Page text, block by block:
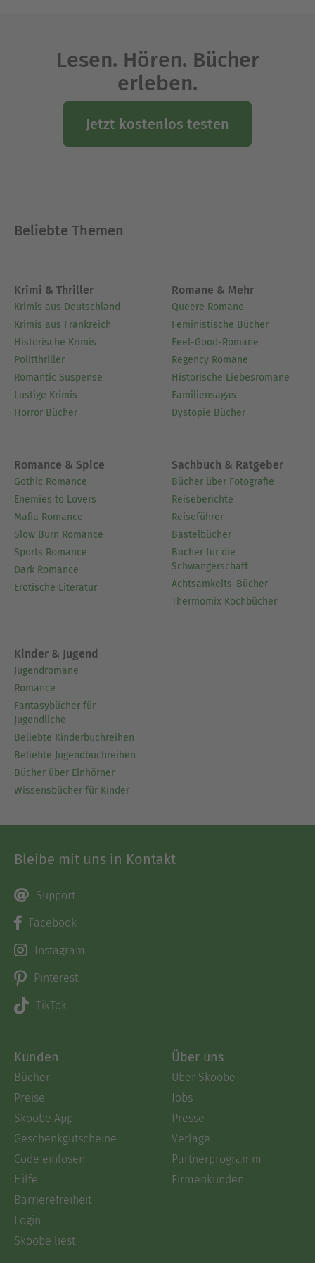
Lesen. Hören. Bücher
erleben.
Jetzt kostenlos testen
Beliebte Themen
Krimi & Thriller
Krimis aus Deutschland
Krimis aus Frankreich
Historische Krimis
Politthriller
Romantic Suspense
Lustige Krimis
Horror Bücher
Romane & Mehr
Queere Romane
Feministische Bücher
Feel-Good-Romane
Regency Romane
Historische Liebesromane
Familiensagas
Dystopie Bücher
Romance & Spice
Gothic Romance
Enemies to Lovers
Mafia Romance
Slow Burn Romance
Sports Romance
Dark Romance
Erotische Literatur
Sachbuch & Ratgeber
Bücher über Fotografie
Reiseberichte
Reiseführer
Bastelbücher
Bücher für die
Schwangerschaft
Achtsamkeits-Bücher
Thermomix Kochbücher
Kinder & Jugend
Jugendromane
Romance
Fantasybücher für
Jugendliche
Beliebte Kinderbuchreihen
Beliebte Jugendbuchreihen
Bücher über Einhörner
Wissensbücher für Kinder
Bleibe mit uns in Kontakt
Support
Facebook
Instagram
Pinterest
TikTok
Kunden
Bücher
Preise
Skoobe App
Geschenkgutscheine
Code einlösen
Hilfe
Barrierefreiheit
Login
Skoobe liest
Über uns
Über Skoobe
Jobs
Presse
Verlage
Partnerprogramm
Firmenkunden